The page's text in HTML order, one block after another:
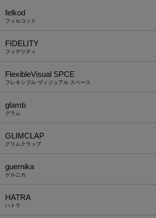
felkod
フィルコッド
FIDELITY
フィデリティ
FlexibleVisual SPCE
フレキシブル ヴィジュアル スペース
glamb
グラム
GLIMCLAP
グリムクラップ
guernika
ゲルニカ
HATRA
ハトラ